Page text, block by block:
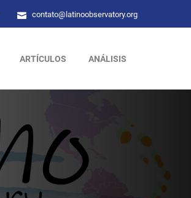
contato@latinoobservatory.org
ARTÍCULOS ANÁLISIS